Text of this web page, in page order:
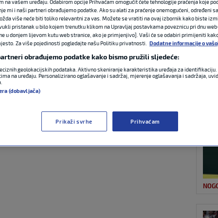
neće: Petković
u debiju za
na vašem uređaju. Odabirom opcije Prihvaćam omogućit ćete tehnologije praćenja koje
mi i naši partneri obrađujemo podatke. Ako su alati za praćenje onemogućeni, određeni
više neće biti toliko relevantni za vas. Možete se vratiti na ovaj izbornik kako biste
pristanak u bilo kojem trenutku klikom na Upravljaj postavkama poveznicu pri dnu
u donjem lijevom kutu web stranice, ako je primjenjivo]. Vaši će se odabiri primijeniti
Za više pojedinosti pogledajte našu Politiku privatnosti.
Dodatne informacije o
obrađujemo podatke kako bismo pružili sljedeće:
geolokacijskih podataka. Aktivno skeniranje karakteristika uređaja za
na uređaju. Personalizirano oglašavanje i sadržaj, mjerenje oglašavanja i sadržaja,
(dobavljača)
Prikaži svrhe Prihvaćam